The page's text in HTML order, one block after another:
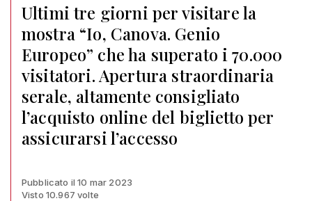
Ultimi tre giorni per visitare la
mostra “Io, Canova. Genio
Europeo” che ha superato i 70.000
visitatori. Apertura straordinaria
serale, altamente consigliato
l’acquisto online del biglietto per
assicurarsi l’accesso
Pubblicato il 10 mar 2023
Visto 10.967 volte